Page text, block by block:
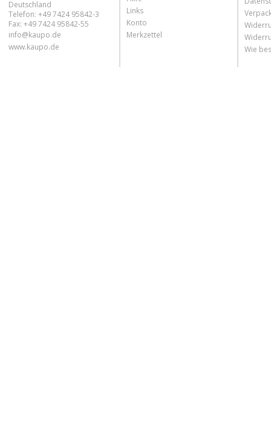
Deutschland
Telefon: +49 7424 95842-3
Fax: +49 7424 95842-55
info@kaupo.de
www.kaupo.de
Links
Konto
Merkzettel
Wie